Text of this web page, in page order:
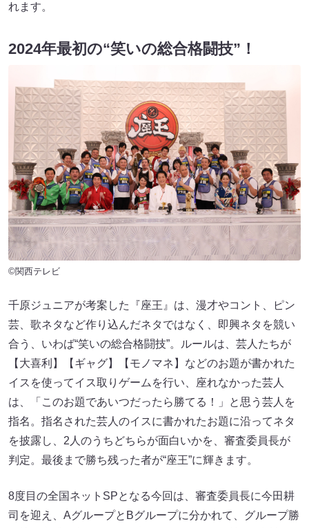
れます。
2024年最初の“笑いの総合格闘技”！
©関西テレビ
千原ジュニアが考案した『座王』は、漫才やコント、ピン
芸、歌ネタなど作り込んだネタではなく、即興ネタを競い
合う、いわば“笑いの総合格闘技”。ルールは、芸人たちが
【大喜利】【ギャグ】【モノマネ】などのお題が書かれた
イスを使ってイス取りゲームを行い、座れなかった芸人
は、「このお題であいつだったら勝てる！」と思う芸人を
指名。指名された芸人のイスに書かれたお題に沿ってネタ
を披露し、2人のうちどちらが面白いかを、審査委員長が
判定。最後まで勝ち残った者が“座王”に輝きます。
8度目の全国ネットSPとなる今回は、審査委員長に今田耕
司を迎え、AグループとBグループに分かれて、グループ勝